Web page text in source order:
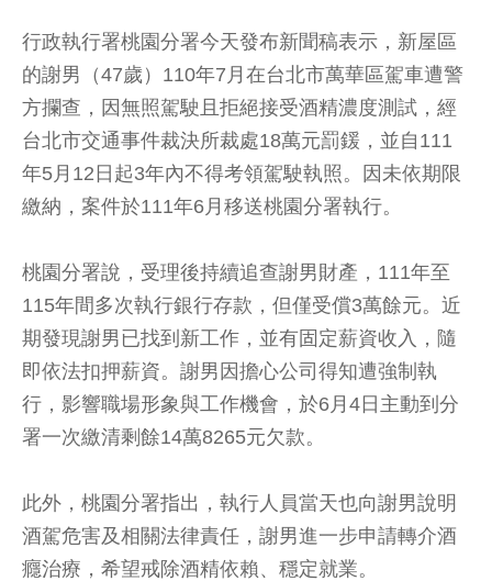
行政執行署桃園分署今天發布新聞稿表示，新屋區
的謝男（47歲）110年7月在台北市萬華區駕車遭警
方攔查，因無照駕駛且拒絕接受酒精濃度測試，經
台北市交通事件裁決所裁處18萬元罰鍰，並自111
年5月12日起3年內不得考領駕駛執照。因未依期限
繳納，案件於111年6月移送桃園分署執行。
桃園分署說，受理後持續追查謝男財產，111年至
115年間多次執行銀行存款，但僅受償3萬餘元。近
期發現謝男已找到新工作，並有固定薪資收入，隨
即依法扣押薪資。謝男因擔心公司得知遭強制執
行，影響職場形象與工作機會，於6月4日主動到分
署一次繳清剩餘14萬8265元欠款。
此外，桃園分署指出，執行人員當天也向謝男說明
酒駕危害及相關法律責任，謝男進一步申請轉介酒
癮治療，希望戒除酒精依賴、穩定就業。